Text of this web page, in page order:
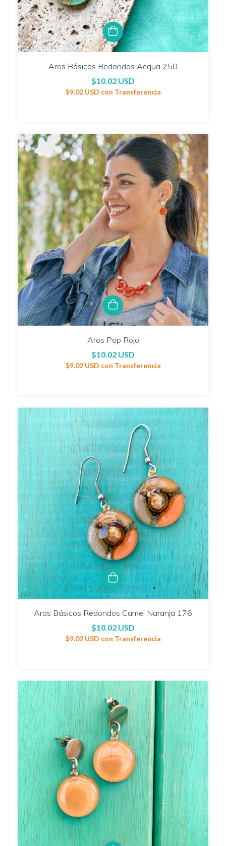
Aros Básicos Redondos Acqua 250
$10.02 USD
$9.02 USD con Transferencia
Aros Pop Rojo
$10.02 USD
$9.02 USD con Transferencia
Aros Básicos Redondos Camel Naranja 176
$10.02 USD
$9.02 USD con Transferencia